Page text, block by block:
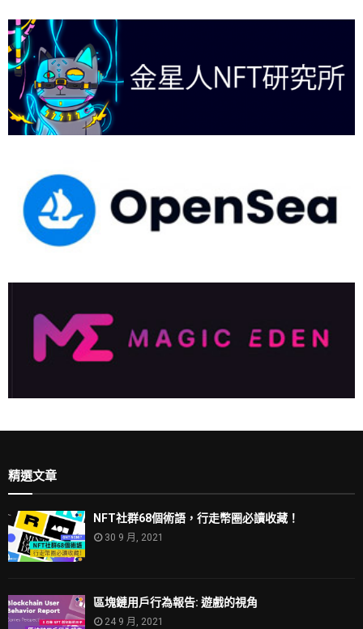
精選文章
NFT社群68個術語，行走幣圈必讀收藏！
30 9 月, 2021
區塊鏈用戶行為報告: 遊戲的視角
24 9 月, 2021